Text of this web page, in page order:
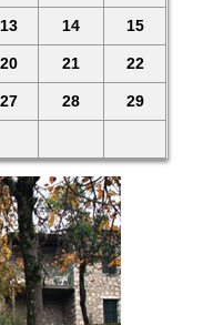
13 14 15
20 21 22
27 28 29